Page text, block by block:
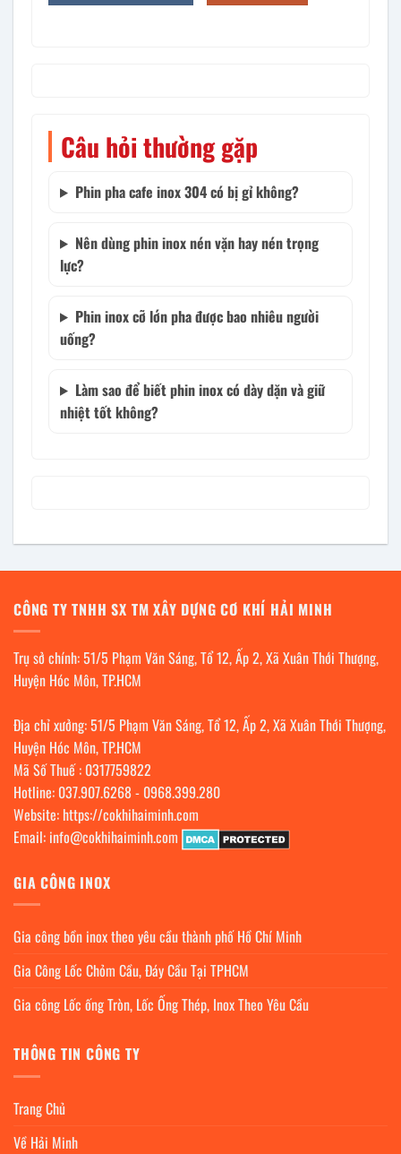
Câu hỏi thường gặp
Phin pha cafe inox 304 có bị gỉ không?
Nên dùng phin inox nén vặn hay nén trọng
lực?
Phin inox cỡ lớn pha được bao nhiêu người
uống?
Làm sao để biết phin inox có dày dặn và giữ
nhiệt tốt không?
CÔNG TY TNHH SX TM XÂY DỰNG CƠ KHÍ HẢI MINH
Trụ sở chính: 51/5 Phạm Văn Sáng, Tổ 12, Ấp 2, Xã Xuân Thới Thượng,
Huyện Hóc Môn, TP.HCM
Địa chỉ xưởng: 51/5 Phạm Văn Sáng, Tổ 12, Ấp 2, Xã Xuân Thới Thượng,
Huyện Hóc Môn, TP.HCM
Mã Số Thuế : 0317759822
Hotline: 037.907.6268- 0968.399.280
Website: https://cokhihaiminh.com
Email: info@cokhihaiminh.com
GIA CÔNG INOX
Gia công bồn inox theo yêu cầu thành phố Hồ Chí Minh
Gia Công Lốc Chỏm Cầu, Đáy Cầu Tại TPHCM
Gia công Lốc ống Tròn, Lốc Ống Thép, Inox Theo Yêu Cầu
THÔNG TIN CÔNG TY
Trang Chủ
Về Hải Minh